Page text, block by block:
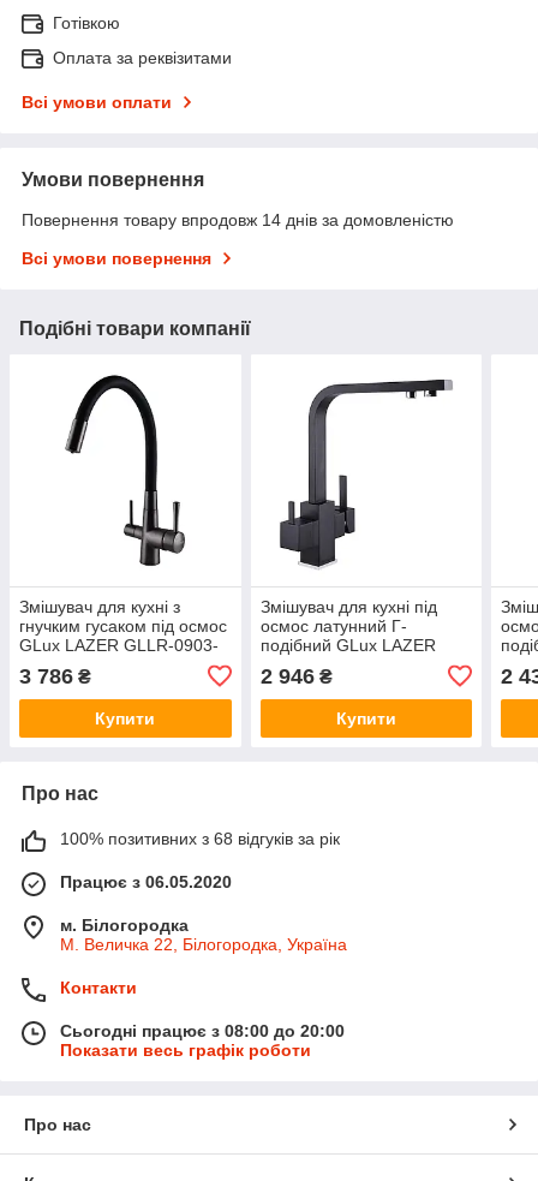
Готівкою
Оплата за реквізитами
Всі умови оплати
Умови повернення
Повернення товару впродовж 14 днів за домовленістю
Всі умови повернення
Подібні товари компанії
Змішувач для кухні з
гнучким гусаком під осмос
GLux LAZER GLLR-0903-
чорний
3 786 ₴
Купити
Змішувач для кухні під
осмос латунний Г-
подібний GLux LAZER
GLLR-0111-10-BB Чорний
матовий
2 946₴
Купити
2
Про нас
100% позитивних з 68 відгуків за рік
Працює з 06.05.2020
м. Білогородка
М. Величка 22, Білогородка, Україна
Контакти
Сьогодні працює з 08:00 до 20:00
Показати весь графік роботи
Про нас